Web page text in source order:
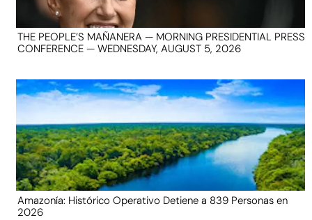
THE PEOPLE’S MAÑANERA — MORNING PRESIDENTIAL PRESS
CONFERENCE — WEDNESDAY, AUGUST 5, 2026
Amazonía: Histórico Operativo Detiene a 839 Personas en
2026